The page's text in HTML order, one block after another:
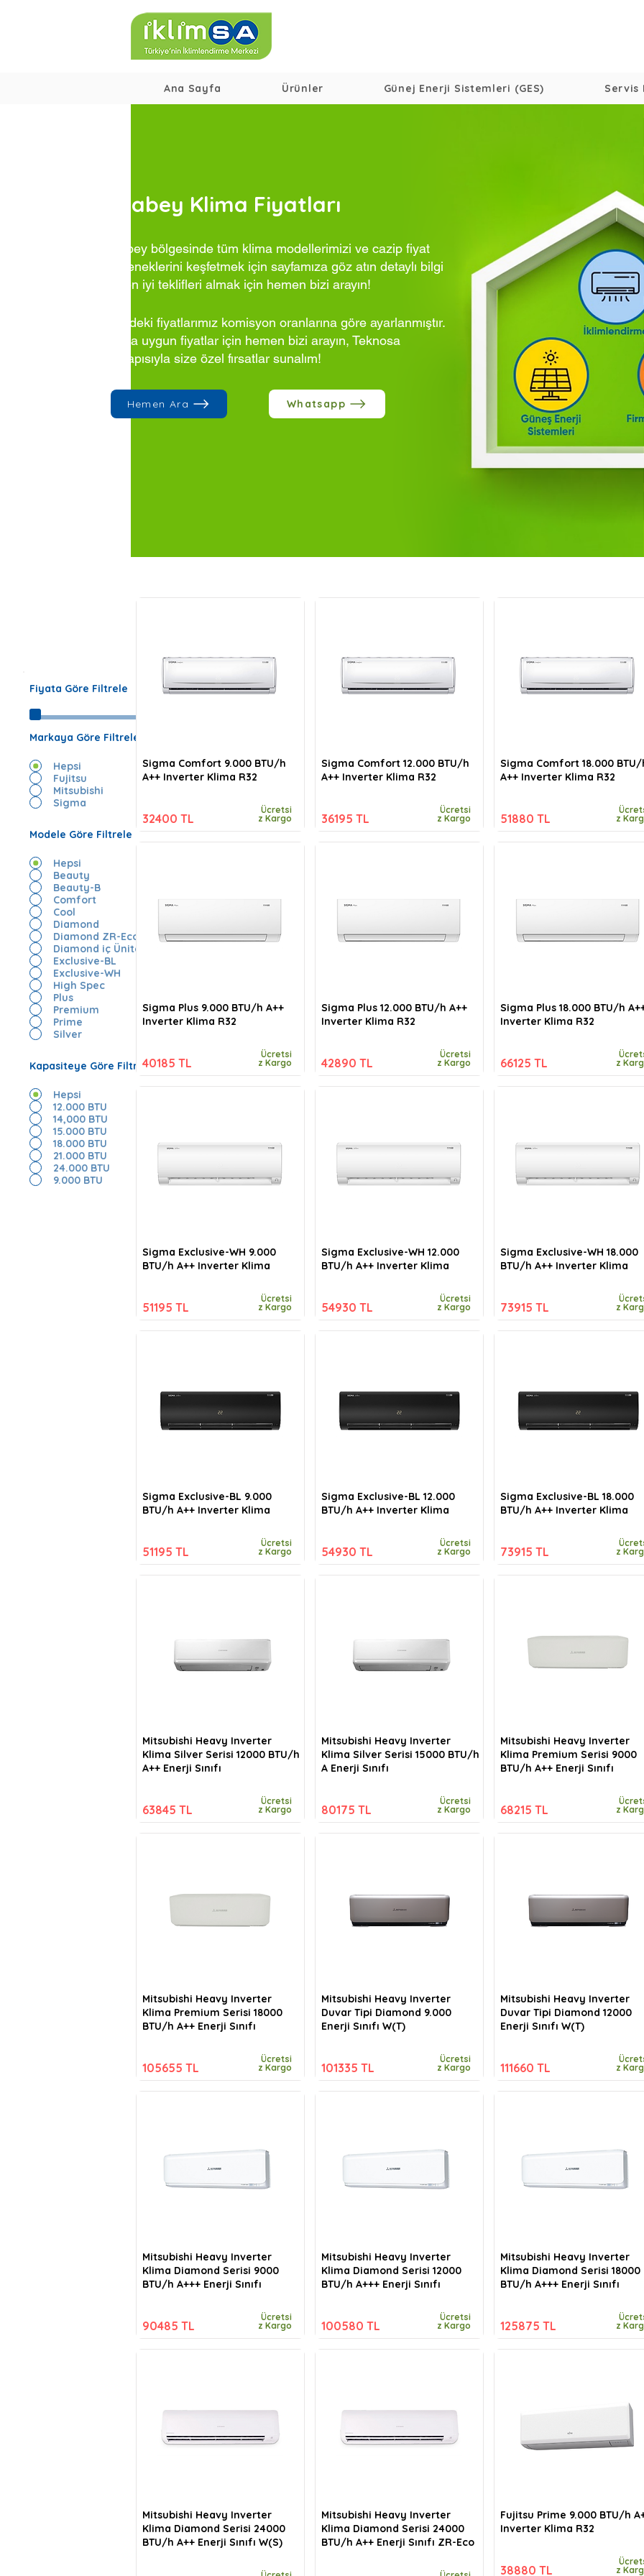
Ana Sayfa Ürünler Günej Enerji Sistemleri (GES) Servis
Atabey Klima Fiyatları
Atabey bölgesinde tüm klima modellerimizi ve cazip fiyat
seçeneklerini keşfetmek için sayfamıza göz atın detaylı bilgi
ve en iyi teklifleri almak için hemen bizi arayın!
Sitedeki fiyatlarımız komisyon oranlarına göre ayarlanmıştır.
Daha uygun fiyatlar için hemen bizi arayın, Teknosa
altyapısıyla size özel fırsatlar sunalım!
Hemen Ara Whatsapp
Fiyata Göre Filtrele
Markaya Göre Filtrele
Hepsi
Fujitsu
Mitsubishi
Sigma
Modele Göre Filtrele
Hepsi
Beauty
Beauty-B
Comfort
Cool
Diamond
Diamond ZR-Eco
Diamond iç Ünite
Exclusive-BL
Exclusive-WH
High Spec
Plus
Premium
Prime
Silver
Kapasiteye Göre Filtrele
Hepsi
12.000 BTU
14,000 BTU
15.000 BTU
18.000 BTU
21.000 BTU
24.000 BTU
9.000 BTU
Sigma Comfort 9.000 BTU/h
A++ Inverter Klima R32
32400 TL
Ücretsi
z Kargo
Sigma Plus 9.000 BTU/h A++
Inverter Klima R32
40185 TL
Ücretsi
z Kargo
Sigma Exclusive-WH 9.000
BTU/h A++ Inverter Klima
51195 TL
Ücretsi
z Kargo
Sigma Exclusive-BL 9.000
BTU/h A++ Inverter Klima
51195 TL
Ücretsi
z Kargo
Mitsubishi Heavy Inverter
Klima Silver Serisi 12000 BTU/h
A++ Enerji Sınıfı
63845 TL
Ücretsi
z Kargo
Mitsubishi Heavy Inverter
Klima Premium Serisi 18000
BTU/h A++ Enerji Sınıfı
105655 TL
Ücretsi
z Kargo
Mitsubishi Heavy Inverter
Klima Diamond Serisi 9000
BTU/h A+++ Enerji Sınıfı
90485 TL
Ücretsi
z Kargo
Mitsubishi Heavy Inverter
Klima Diamond Serisi 24000
BTU/h A++ Enerji Sınıfı W(S)
Sigma Comfort 12.000 BTU/h
A++ Inverter Klima R32
36195 TL
Ücretsi
z Kargo
Sigma Plus 12.000 BTU/h A++
Inverter Klima R32
42890 TL
Ücretsi
z Kargo
Sigma Exclusive-WH 12.000
BTU/h A++ Inverter Klima
54930 TL
Ücretsi
z Kargo
Sigma Exclusive-BL 12.000
BTU/h A++ Inverter Klima
54930 TL
Ücretsi
z Kargo
Mitsubishi Heavy Inverter
Klima Silver Serisi 15000 BTU/h
A Enerji Sınıfı
80175 TL
Ücretsi
z Kargo
Mitsubishi Heavy Inverter
Duvar Tipi Diamond 9.000
Enerji Sınıfı W(T)
101335 TL
Ücretsi
z Kargo
Mitsubishi Heavy Inverter
Klima Diamond Serisi 12000
BTU/h A+++ Enerji Sınıfı
100580 TL
Ücretsi
z Kargo
Mitsubishi Heavy Inverter
Klima Diamond Serisi 24000
BTU/h A++ Enerji Sınıfı ZR-Eco
Sigma Comfort 18.000 BTU/
A++ Inverter Klima R32
51880 TL
z
Sigma Plus 18.000 BTU/h
Inverter Klima R32
66125 TL
z
Sigma Exclusive-WH 18.000
BTU/h A++ Inverter Klima
73915 TL
z
Sigma Exclusive-BL 18.000
BTU/h A++ Inverter Klima
73915 TL
z
Mitsubishi Heavy Inverter
Klima Premium Serisi 9000
BTU/h A++ Enerji Sınıfı
68215 TL
z
Mitsubishi Heavy Inverter
Duvar Tipi Diamond 12000
Enerji Sınıfı W(T)
111660 TL
z
Mitsubishi Heavy Inverter
Klima Diamond Serisi 18000
BTU/h A+++ Enerji Sınıfı
125875 TL
z
Fujitsu Prime 9.000 BTU/h
Inverter Klima R32
38880 TL
z